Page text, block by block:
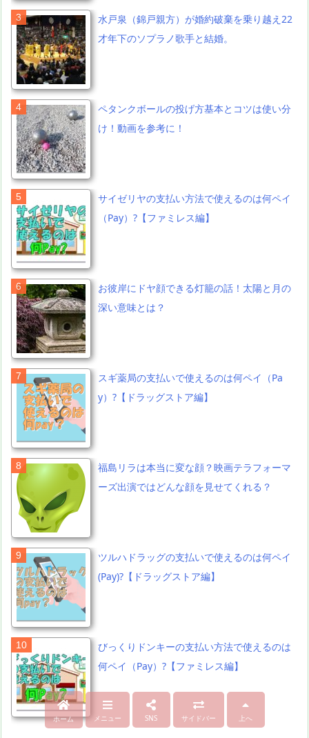
水戸泉（錦戸親方）が婚約破棄を乗り越え22
才年下のソプラノ歌手と結婚。
ペタンクボールの投げ方基本とコツは使い分
け！動画を参考に！
サイゼリヤの支払い方法で使えるのは何ペイ
（Pay）?【ファミレス編】
お彼岸にドヤ顔できる灯籠の話！太陽と月の
深い意味とは？
スギ薬局の支払いで使えるのは何ペイ（Pa
y）?【ドラッグストア編】
福島リラは本当に変な顔？映画テラフォーマ
ーズ出演ではどんな顔を見せてくれる？
ツルハドラッグの支払いで使えるのは何ペイ
(Pay)?【ドラッグストア編】
びっくりドンキーの支払い方法で使えるのは
何ペイ（Pay）?【ファミレス編】
ホーム メニュー SNS サイドバー 上へ